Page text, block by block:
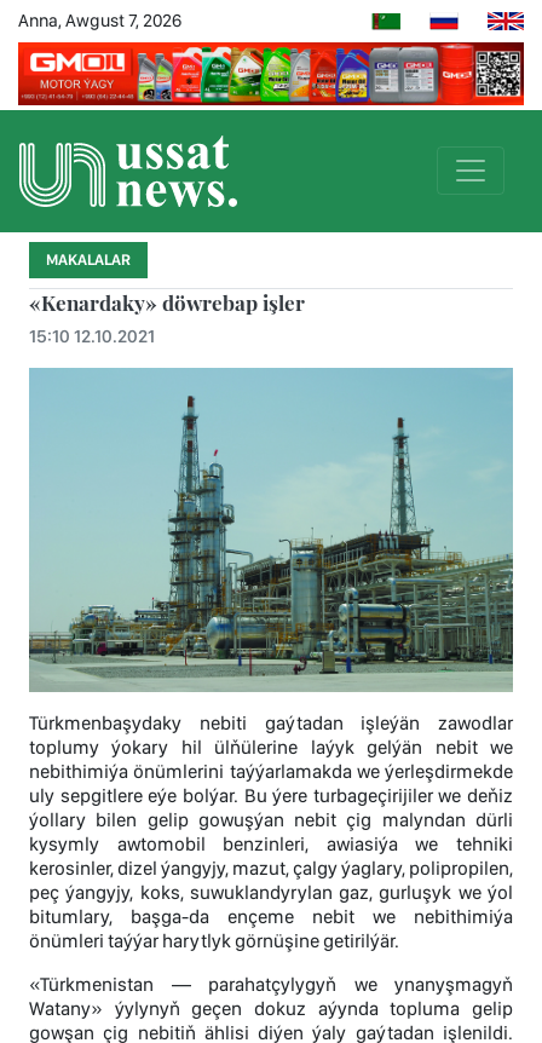
Anna, Awgust 7, 2026
MAKALALAR
«Kenardaky» döwrebap işler
15:10 12.10.2021
Türkmenbaşydaky nebiti gaýtadan işleýän zawodlar
toplumy ýokary hil ülňülerine laýyk gelýän nebit we
nebithimiýa önümlerini taýýarlamakda we ýerleşdirmekde
uly sepgitlere eýe bolýar. Bu ýere turbageçirijiler we deňiz
ýollary bilen gelip gowuşýan nebit çig malyndan dürli
kysymly awtomobil benzinleri, awiasiýa we tehniki
kerosinler, dizel ýangyjy, mazut, çalgy ýaglary, polipropilen,
peç ýangyjy, koks, suwuklandyrylan gaz, gurluşyk we ýol
bitumlary, başga-da ençeme nebit we nebithimiýa
önümleri taýýar harytlyk görnüşine getirilýär.
«Türkmenistan — parahatçylygyň we ynanyşmagyň
Watany» ýylynyň geçen dokuz aýynda topluma gelip
gowşan çig nebitiň ählisi diýen ýaly gaýtadan işlenildi.